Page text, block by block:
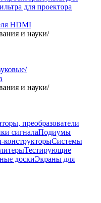
для проектора
HDMI
и науки/
и науки/
преобразователи
сигналаПодиумы
конструкторыСистемы
Тестирующие
доскиЭкраны для